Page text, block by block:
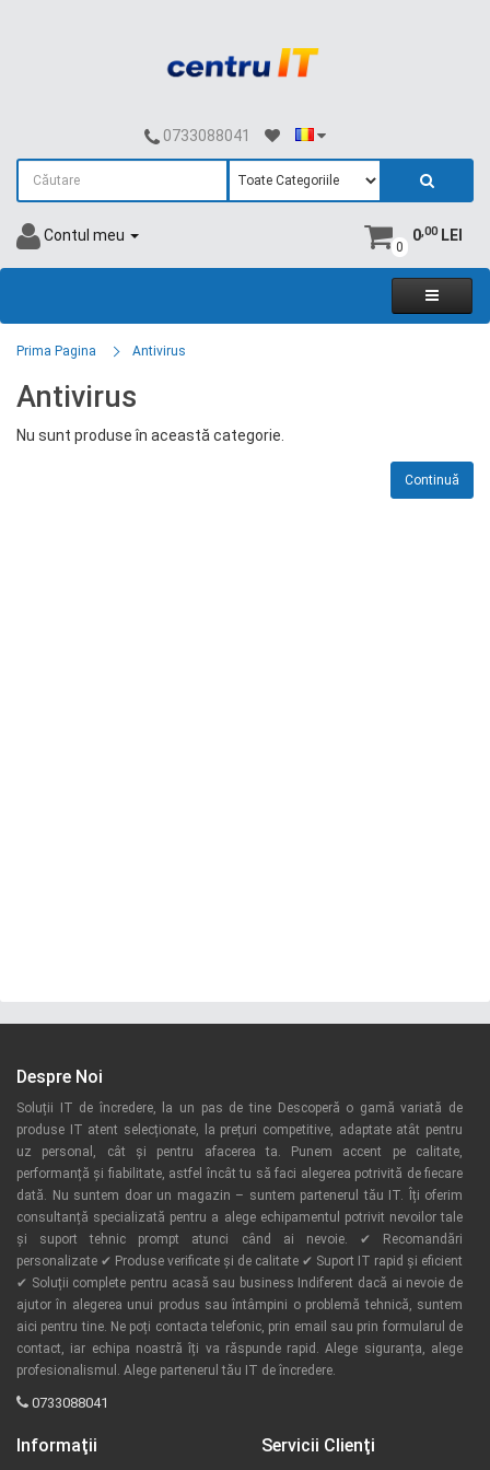
0733088041
Contul meu
0
0,00LEI
Prima Pagina Antivirus
Antivirus
Nu sunt produse în această categorie.
Continuă
Despre Noi
Soluții IT de încredere, la un pas de tine Descoperă o gamă variată de
produse IT atent selecționate, la prețuri competitive, adaptate atât pentru
uz personal, cât și pentru afacerea ta. Punem accent pe calitate,
performanță și fiabilitate, astfel încât tu să faci alegerea potrivită de fiecare
dată. Nu suntem doar un magazin – suntem partenerul tău IT. Îți oferim
consultanță specializată pentru a alege echipamentul potrivit nevoilor tale
și suport tehnic prompt atunci când ai nevoie. ✔ Recomandări
personalizate ✔ Produse verificate și de calitate ✔ Suport IT rapid și eficient
✔ Soluții complete pentru acasă sau business Indiferent dacă ai nevoie de
ajutor în alegerea unui produs sau întâmpini o problemă tehnică, suntem
aici pentru tine. Ne poți contacta telefonic, prin email sau prin formularul de
contact, iar echipa noastră îți va răspunde rapid. Alege siguranța, alege
profesionalismul. Alege partenerul tău IT de încredere.
0733088041
Informaţii Servicii Clienţi